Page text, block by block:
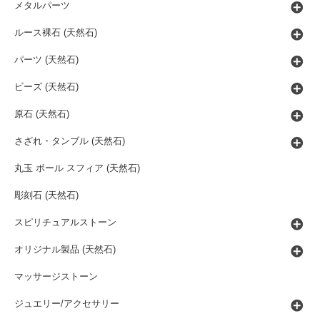
メタルパーツ
ルース裸石 (天然石)
パーツ (天然石)
ビーズ (天然石)
原石 (天然石)
さざれ・タンブル (天然石)
丸玉 ボール スフィア (天然石)
彫刻石 (天然石)
スピリチュアルストーン
オリジナル製品 (天然石)
マッサージストーン
ジュエリー/アクセサリー